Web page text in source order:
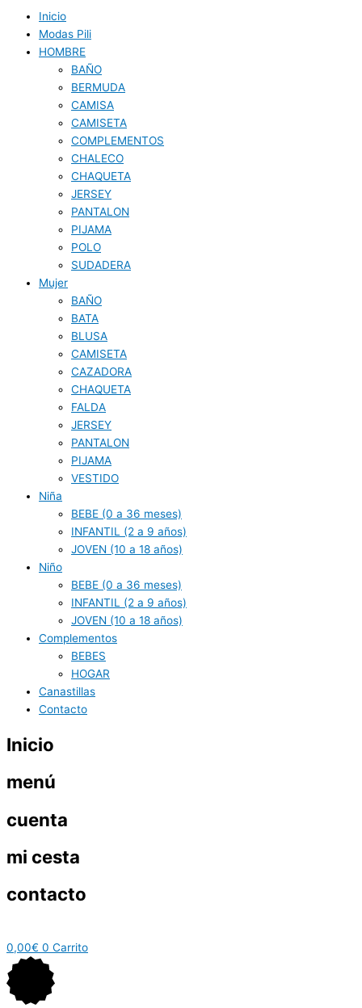
Inicio
Modas Pili
HOMBRE
BAÑO
BERMUDA
CAMISA
CAMISETA
COMPLEMENTOS
CHALECO
CHAQUETA
JERSEY
PANTALON
PIJAMA
POLO
SUDADERA
Mujer
BAÑO
BATA
BLUSA
CAMISETA
CAZADORA
CHAQUETA
FALDA
JERSEY
PANTALON
PIJAMA
VESTIDO
Niña
BEBE (0 a 36 meses)
INFANTIL (2 a 9 años)
JOVEN (10 a 18 años)
Niño
BEBE (0 a 36 meses)
INFANTIL (2 a 9 años)
JOVEN (10 a 18 años)
Complementos
BEBES
HOGAR
Canastillas
Contacto
Inicio
menú
cuenta
mi cesta
contacto
0,00€ 0 Carrito